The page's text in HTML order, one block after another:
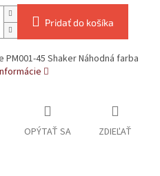
Pridať do košíka
PM001-45 Shaker Náhodná farba
OPÝTAŤ SA ZDIEĽAŤ